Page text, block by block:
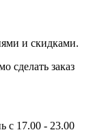
и скидками.
сделать заказ
с 17.00 - 23.00